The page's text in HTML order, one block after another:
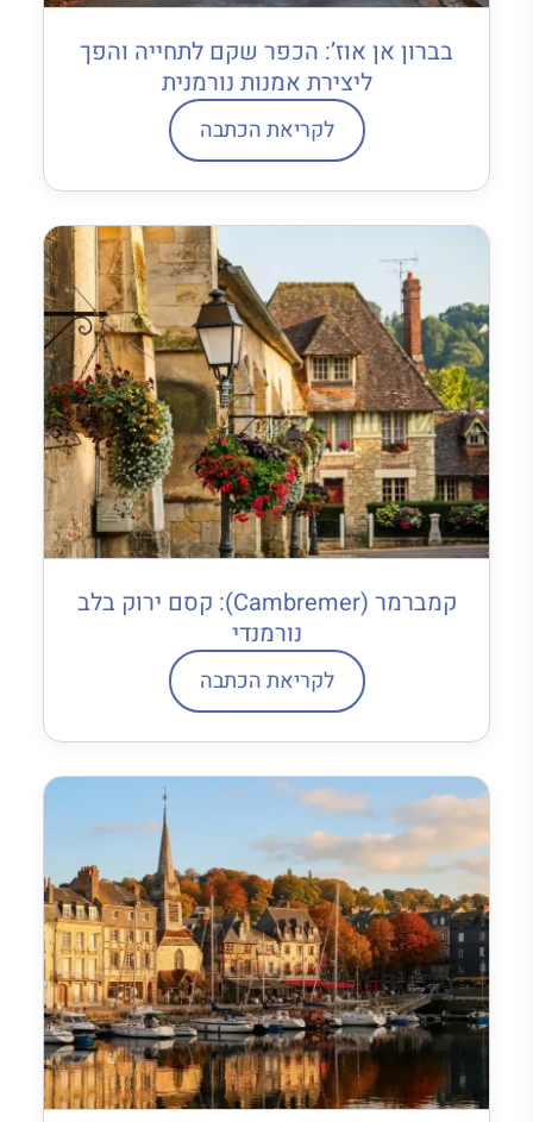
בברון אן אוז’: הכפר שקם לתחייה והפך
ליצירת אמנות נורמנית
לקריאת הכתבה
קמברמר (Cambremer): קסם ירוק בלב
נורמנדי
לקריאת הכתבה